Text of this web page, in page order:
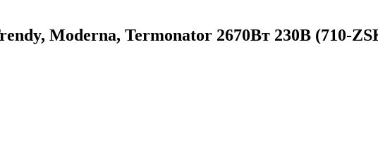
Moderna, Termonator 2670Вт 230В (710-